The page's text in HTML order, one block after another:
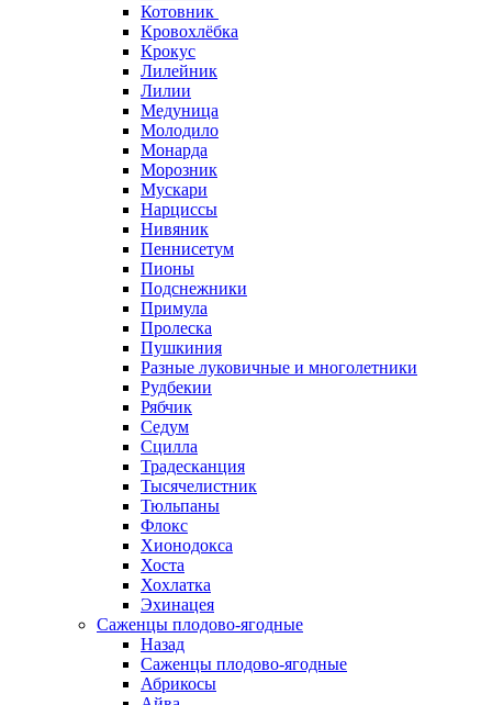
Котовник
Кровохлёбка
Крокус
Лилейник
Лилии
Медуница
Молодило
Монарда
Морозник
Мускари
Нарциссы
Нивяник
Пеннисетум
Пионы
Подснежники
Примула
Пролеска
Пушкиния
Разные луковичные и многолетники
Рудбекии
Рябчик
Седум
Сцилла
Традесканция
Тысячелистник
Тюльпаны
Флокс
Хионодокса
Хоста
Хохлатка
Эхинацея
Саженцы плодово-ягодные
Назад
Саженцы плодово-ягодные
Абрикосы